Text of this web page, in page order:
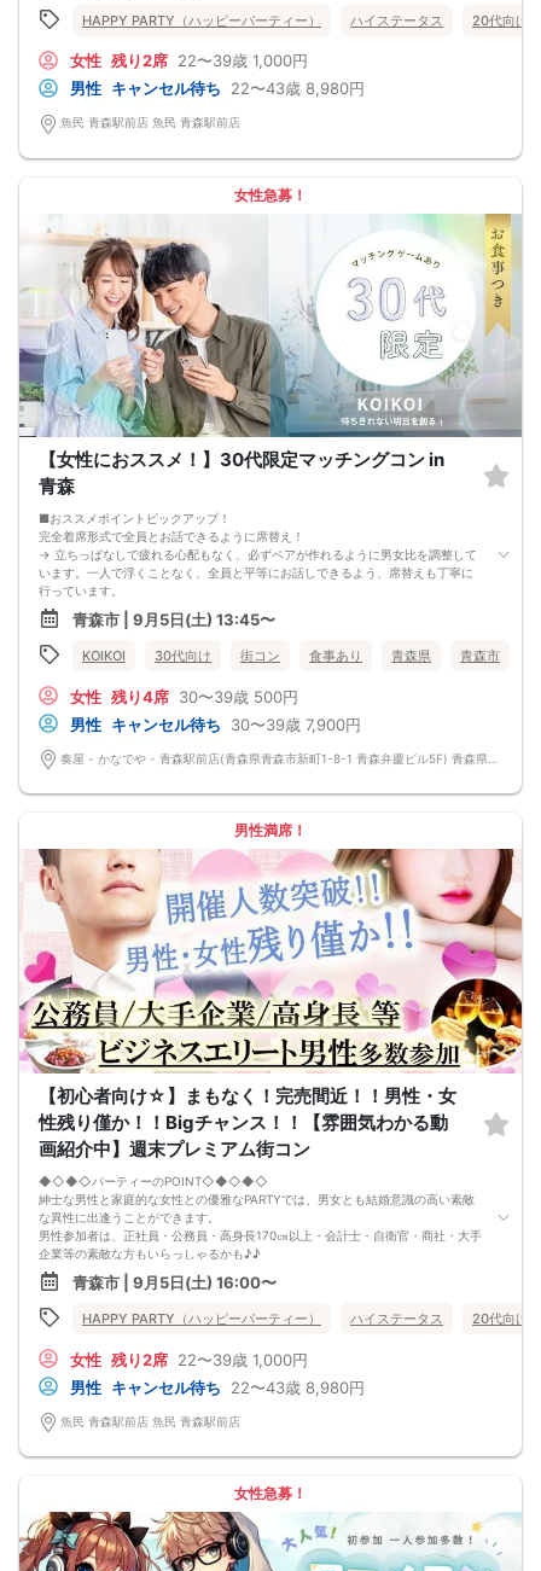
定期的に席替えをして全員の方と交流して頂き、連絡先の交換も自由です♪
お一人様も多数参加されておられますので、ご安心してご参加下さい♪
◇◆◇◆◇◆◇◆◇◆◇◆◇◆◇◆◇◆◇
□受付は開始10分前からとさせて頂きます。
□開催店舗様には『街コンで来ました』とお伝えください。受付まで案内させて
頂きます。
□当日現金支払いの方は受付にて参加費をお支払い下さい。
または13：00以降にキャンセルにより最少催行人数を下回った場合は、中止と
□最少催行人数が男性2名・女性2名以上からとなっております。
（男女比の調整を行っておりますが、キャンセル等によって変動がある場合がご
ざいます。原則、男女比に関わらず,最少催行人数を下回った場合に限り、「中
止」及び「返金」させて頂きます。）
HAPPY PARTY（ハッピーパーティー） ハイステータス 20代向け
女性 残り2席 22〜39歳 1,000円
男性 キャンセル待ち 22〜43歳 8,980円
魚民 青森駅前店 魚民 青森駅前店
女性急募！
【女性におススメ！】30代限定マッチングコン in
青森
■おススメポイントピックアップ！
完全着席形式で全員とお話できるように席替え！
→ 立ちっぱなしで疲れる心配もなく、必ずペアが作れるように男女比を調整して
います。一人で浮くことなく、全員と平等にお話しできるよう、席替えも丁寧に
行っています。
会話を盛り上げるプロフィールシート！
→ 趣味や好みからスムーズに会話がスタート！「何を話そう…」と悩むことな
く、共通の話題で盛り上がれます。
自然なつながりをサポートするマッチングゲーム開催！
返却されるので安心です。
■最少催行人数
男女2対2
■中止判断タイミング
前日20時、または開催6時間前の時点で最少開催人数に満たない場合
■飲食
→ お酒が飲めない方にはソフトドリンクも豊富にご用意しています！
青森市 | 9月5日(土) 13:45〜
KOIKOI 30代向け 街コン 食事あり 青森県 青森市
女性 残り4席 30〜39歳 500円
男性 キャンセル待ち 30〜39歳 7,900円
男性満席！
【初心者向け☆】まもなく！完売間近！！男性・女
性残り僅か！！Bigチャンス！！【雰囲気わかる動
画紹介中】週末プレミアム街コン
◆◇◆◇パーティーのPOINT◇◆◇◆◇
紳士な男性と家庭的な女性との優雅なPARTYでは、男女とも結婚意識の高い素敵
な異性に出逢うことができます。
男性参加者は、正社員・公務員・高身長170㎝以上・会計士・自衛官・商社・大手
企業等の素敵な方もいらっしゃるかも♪♪
ゆったりとお話できる空間は、恋活・婚活にピッタリ♪♪
飲食付きなので男女の関係が深まります。素敵な異性と時間を楽しく過ごせます♪
定期的に席替えをして全員の方と交流して頂き、連絡先の交換も自由です♪
お一人様も多数参加されておられますので、ご安心してご参加下さい♪
◇◆◇◆◇◆◇◆◇◆◇◆◇◆◇◆◇◆◇
□受付は開始10分前からとさせて頂きます。
□開催店舗様には『街コンで来ました』とお伝えください。受付まで案内させて
頂きます。
□当日現金支払いの方は受付にて参加費をお支払い下さい。
または13：00以降にキャンセルにより最少催行人数を下回った場合は、中止と
□最少催行人数が男性2名・女性2名以上からとなっております。
（男女比の調整を行っておりますが、キャンセル等によって変動がある場合がご
ざいます。原則、男女比に関わらず,最少催行人数を下回った場合に限り、「中
青森市 | 9月5日(土) 16:00〜
HAPPY PARTY（ハッピーパーティー） ハイステータス 20代向け
女性 残り2席 22〜39歳 1,000円
男性 キャンセル待ち 22〜43歳 8,980円
魚民 青森駅前店 魚民 青森駅前店
女性急募！